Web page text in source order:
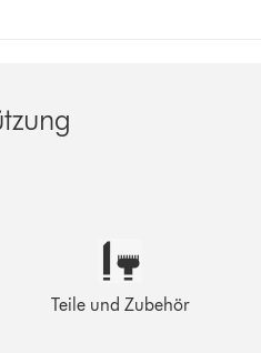
Teile und Zubehör